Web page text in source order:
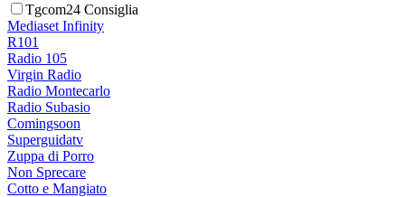
Tgcom24 Consiglia
Mediaset Infinity
R101
Radio 105
Virgin Radio
Radio Montecarlo
Radio Subasio
Comingsoon
Superguidatv
Zuppa di Porro
Non Sprecare
Cotto e Mangiato